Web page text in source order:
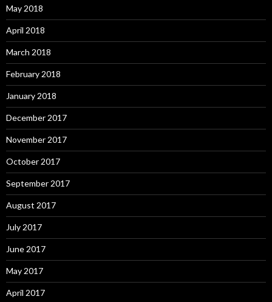
May 2018
April 2018
March 2018
February 2018
January 2018
December 2017
November 2017
October 2017
September 2017
August 2017
July 2017
June 2017
May 2017
April 2017